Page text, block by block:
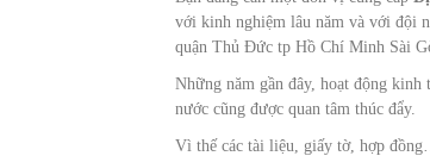
với kinh nghiệm lâu năm và với đội
quận Thủ Đức tp Hồ Chí Minh Sài
Những năm gần đây, hoạt động
nước cũng được quan tâm thúc đẩy.
Vì thế các tài liệu, giấy tờ, hợp